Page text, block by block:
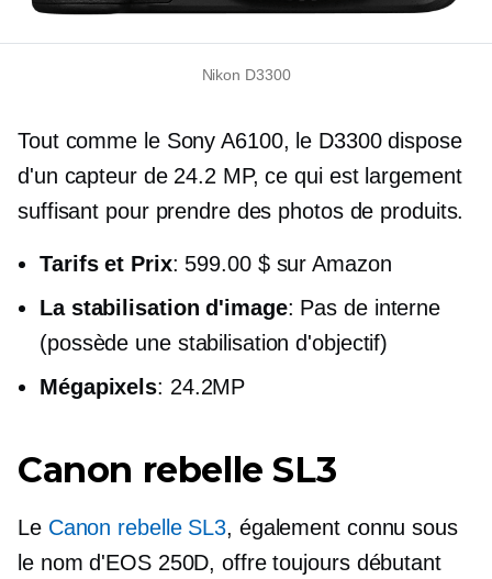
Nikon D3300
Tout comme le Sony A6100, le D3300 dispose
d'un capteur de 24.2 MP, ce qui est largement
suffisant pour prendre des photos de produits.
Tarifs et Prix: 599.00 $ sur Amazon
La stabilisation d'image: Pas de interne
(possède une stabilisation d'objectif)
Mégapixels: 24.2MP
Canon rebelle SL3
Le Canon rebelle SL3, également connu sous
le nom d'EOS 250D, offre toujours débutant